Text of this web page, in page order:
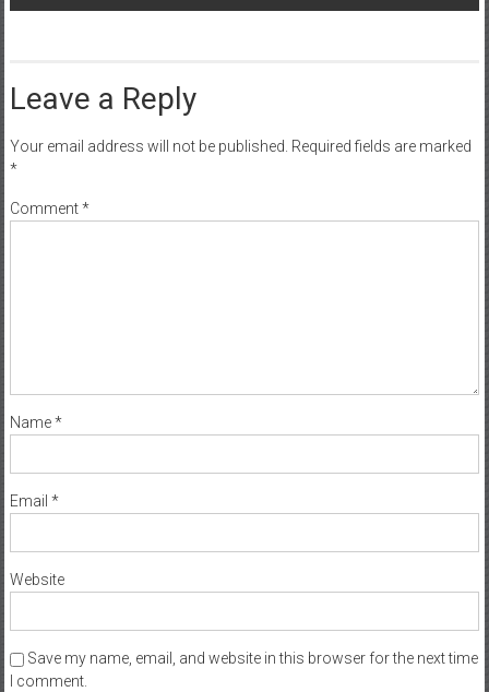
Leave a Reply
Your email address will not be published. Required fields are marked
*
Comment*
Name*
Email *
Website
Save my name, email, and website in this browser for the next time
I comment.